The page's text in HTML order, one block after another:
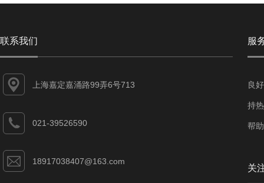
联系我们
上海嘉定嘉涌路99弄6号713
021-39526590
18917038407@163.com
服
良
持
帮
关